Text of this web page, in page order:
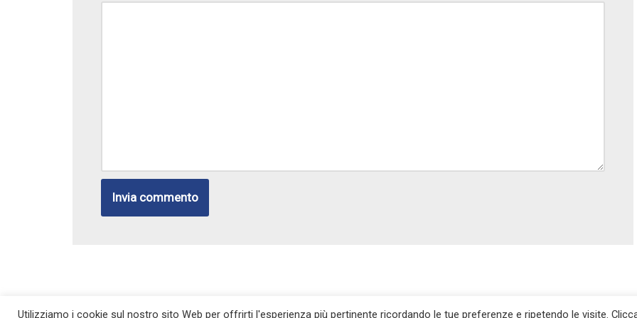
Utilizziamo i cookie sul nostro sito Web per offrirti l'esperienza più pertinente ricordando le tue preferenze e ripetendo le visite.